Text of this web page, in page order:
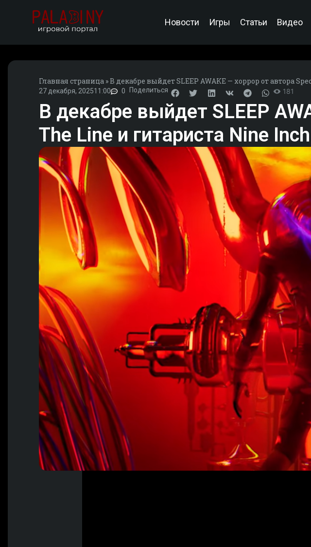
Новости Игры Статьи Видео
Главная страница »В декабре выйдет SLEEP AWAKE — хоррор от автора
27 декабря, 202511:00 0 Поделиться 181
В декабре выйдет SLEEP
The Line и гитариста Nine